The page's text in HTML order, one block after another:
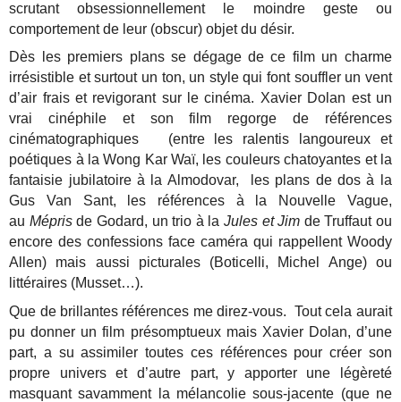
scrutant obsessionnellement le moindre geste ou
comportement de leur (obscur) objet du désir.
Dès les premiers plans se dégage de ce film un charme
irrésistible et surtout un ton, un style qui font souffler un vent
d’air frais et revigorant sur le cinéma. Xavier Dolan est un
vrai cinéphile et son film regorge de références
cinématographiques (entre les ralentis langoureux et
poétiques à la Wong Kar Waï, les couleurs chatoyantes et la
fantaisie jubilatoire à la Almodovar, les plans de dos à la
Gus Van Sant, les références à la Nouvelle Vague,
au Méprisde Godard, un trio à la Jules et Jim de Truffaut ou
encore des confessions face caméra qui rappellent Woody
Allen) mais aussi picturales (Boticelli, Michel Ange) ou
littéraires (Musset…).
Que de brillantes références me direz-vous. Tout cela aurait
pu donner un film présomptueux mais Xavier Dolan, d’une
part, a su assimiler toutes ces références pour créer son
propre univers et d’autre part, y apporter une légèreté
masquant savamment la mélancolie sous-jacente (que ne